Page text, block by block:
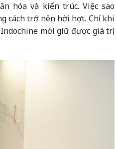
hóa và kiến trúc. Việc sao
cách trở nên hời hợt. Chỉ khi
mới giữ được giá trị